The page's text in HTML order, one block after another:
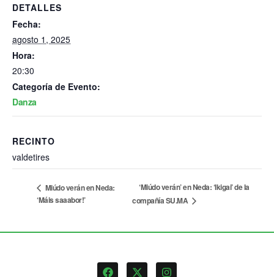
DETALLES
Fecha:
agosto 1, 2025
Hora:
20:30
Categoría de Evento:
Danza
RECINTO
valdetires
Miúdo verán en Neda:
‘Máis saaabor!’
‘Miúdo verán’ en Neda: ‘Ikigai’ de la
compañía SU.MA